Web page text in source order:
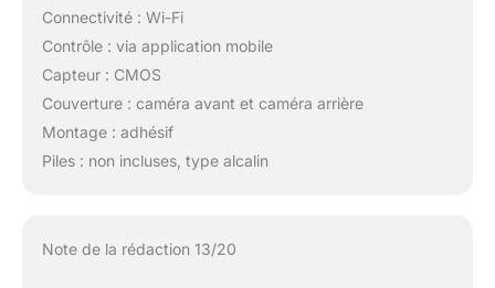
Connectivité : Wi-Fi
Contrôle : via application mobile
Capteur : CMOS
Couverture : caméra avant et caméra arrière
Montage : adhésif
Piles : non incluses, type alcalin
Note de la rédaction 13/20